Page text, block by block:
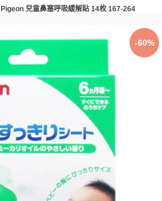
Pigeon 兒童鼻塞呼吸緩解貼 14枚 167-264
-60%